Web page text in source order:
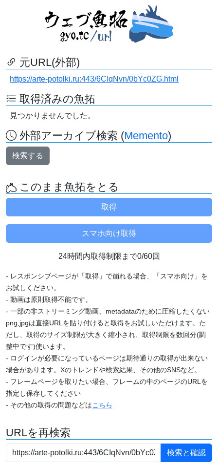
元URL(外部)
https://arte-potolki.ru:443/6CIqNvn/0bYc0ZG.html
取得済みの魚拓
見つかりませんでした。
外部アーカイブ検索 (Memento)
検索する
このまま魚拓をとる
24時間内取得制限まで0/60回
- レスポンシブページが「取得」で崩れる場合、「スマホ向け」を
お試しください。
- 動画は原則取得不能です。
- 一部の非ストリーミング動画、metadataのために圧縮したくない
png,jpgは直接URLを貼り付けると取得をお試しいただけます。た
だし、取得のサイズ制限が大きく縮小され、取得制限を数回分(調
整中です)使います。
- ログインが必要になっているページは期待通りの取得が出来ない
場合があります。Xのトレンドや検索結果、その他のSNSなど。
- フレームページを取りたい場合、フレームの中のページのURLを
指定し保存してください
- その他の取得の問題などはこちら
URLを再検索